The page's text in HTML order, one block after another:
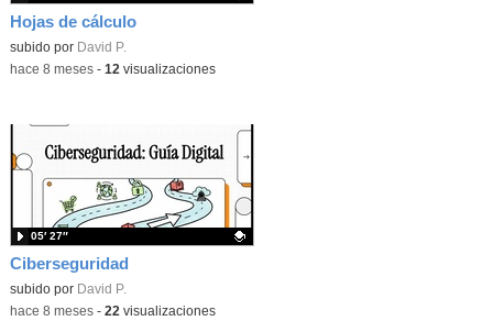
Hojas de cálculo
Contenido educativo.
subido por David P.
-hace 8 meses- 12 visualizaciones
Ciberseguridad
Contenido educativo.
subido por David P.
05′ 27″
-hace 8 meses- 22 visualizaciones